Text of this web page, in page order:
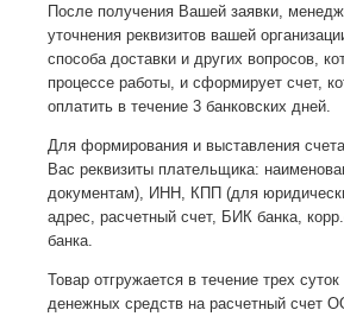
После получения Вашей заявки,
уточнения реквизитов вашей
способа доставки и других вопросов,
процессе работы, и сформирует счет,
оплатить в течение 3 банковских дней.
Для формирования и выставления
Вас реквизиты плательщика:
документам), ИНН, КПП (для
адрес, расчетный счет, БИК банка,
банка.
Товар отгружается в течение трех
денежных средств на расчетный